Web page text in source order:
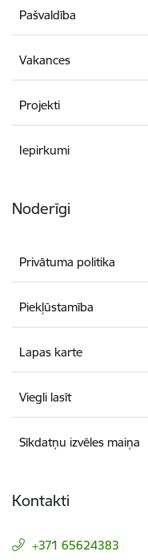
Pašvaldība
Vakances
Projekti
Iepirkumi
Noderīgi
Privātuma politika
Piekļūstamība
Lapas karte
Viegli lasīt
Sīkdatņu izvēles maiņa
Kontakti
+371 65624383